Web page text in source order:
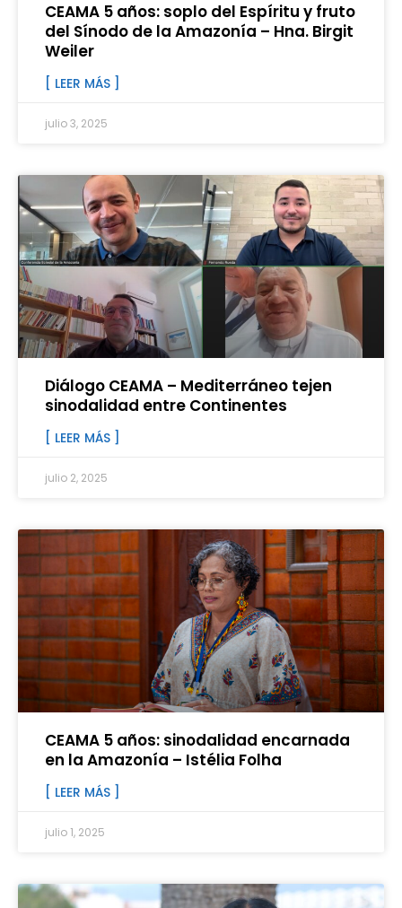
CEAMA 5 años: soplo del Espíritu y fruto
del Sínodo de la Amazonía – Hna. Birgit
Weiler
[ LEER MÁS ]
julio 3, 2025
Diálogo CEAMA – Mediterráneo tejen
sinodalidad entre Continentes
[ LEER MÁS ]
julio 2, 2025
CEAMA 5 años: sinodalidad encarnada
en la Amazonía – Istélia Folha
[ LEER MÁS ]
julio 1, 2025